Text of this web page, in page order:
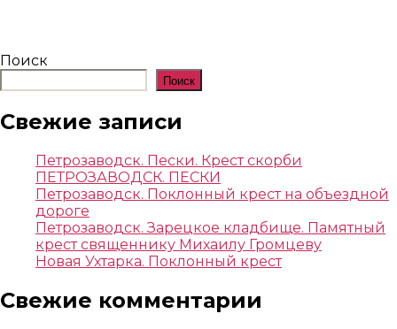
Поиск
Поиск
Свежие записи
Петрозаводск. Пески. Крест скорби
ПЕТРОЗАВОДСК. ПЕСКИ
Петрозаводск. Поклонный крест на объездной
дороге
Петрозаводск. Зарецкое кладбище. Памятный
крест священнику Михаилу Громцеву
Новая Ухтарка. Поклонный крест
Свежие комментарии